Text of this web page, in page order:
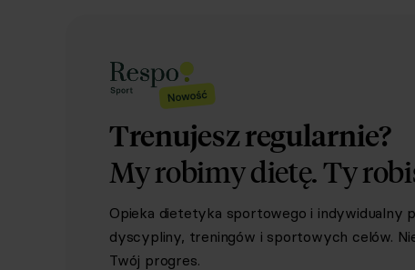
Trenujesz regularnie?
My robimy dietę.Ty
Opieka dietetyka sportowego i indywidualny
dyscypliny, treningów i sportowych celów.
Twój progres.